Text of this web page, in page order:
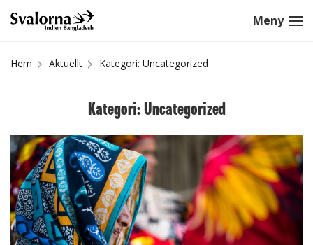
Hem Aktuellt Kategori: Uncategorized
Kategori: Uncategorized